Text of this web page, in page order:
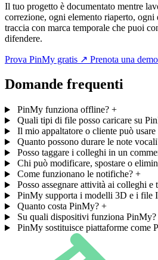
Il tuo progetto è documentato mentre
correzione, ogni elemento riaperto, ogni
traccia con marca temporale che puoi
difendere.
Prova PinMy gratis ↗ Prenota una
Domande frequenti
PinMy funziona offline? +
Quali tipi di file posso caricare su
Il mio appaltatore o cliente può
Quanto possono durare le note
Posso taggare i colleghi in un
Chi può modificare, spostare o
Come funzionano le notifiche? +
Posso assegnare attività ai colleghi e
PinMy supporta i modelli 3D e i file
Quanto costa PinMy? +
Su quali dispositivi funziona PinMy?
PinMy sostituisce piattaforme come